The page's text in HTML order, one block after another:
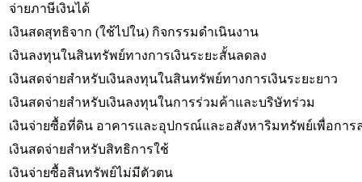
จ่ายภาษีเงินได้
เงินสดสุทธิจาก (ใช้ไปใน) กิจกรรมดำเนินงาน
เงินลงทุนในสินทรัพย์ทางการเงินระยะสั้นลดลง
เงินสดจ่ายสำหรับเงินลงทุนในสินทรัพย์ทางการเงินระยะยาว
เงินสดจ่ายสำหรับเงินลงทุนในการร่วมค้าและบริษัทร่วม
เงินจ่ายซื้อที่ดิน อาคารและอุปกรณ์และอสังหาริมทรัพย์เพื่อการ
เงินสดจ่ายสำหรับสิทธิการใช้
เงินจ่ายซื้อสินทรัพย์ไม่มีตัวตน